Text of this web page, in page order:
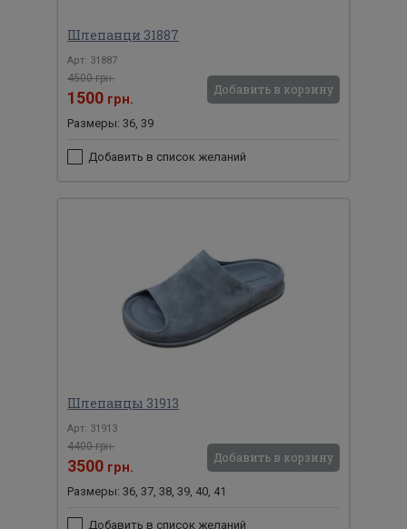
Шлепанци 31887
Арт: 31887
4500 грн.
1500 грн.
Добавить в корзину
Размеры: 36, 39
Добавить в список желаний
Шлепанцы 31913
Арт: 31913
4400 грн.
3500 грн.
Добавить в корзину
Размеры: 36, 37, 38, 39, 40, 41
Добавить в список желаний